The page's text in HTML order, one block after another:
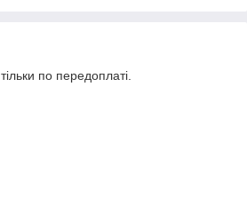
по передоплаті.